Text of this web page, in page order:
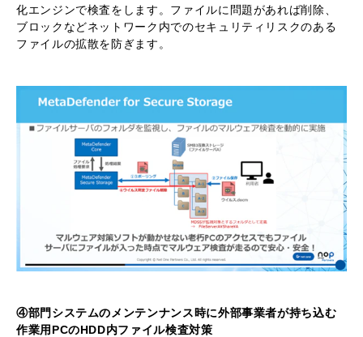
化エンジンで検査をします。ファイルに問題があれば削除、
ブロックなどネットワーク内でのセキュリティリスクのある
ファイルの拡散を防ぎます。
④部門システムのメンテンナンス時に外部事業者が持ち込む
作業用PCのHDD内ファイル検査対策